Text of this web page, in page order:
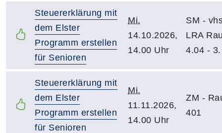
Steuererklärung mit
dem Elster
Programm erstellen
für Senioren
Mi.
14.10.2026,
14.00 Uhr
SM -
LRA
4.04 -
Steuererklärung mit
dem Elster
Programm erstellen
für Senioren
Mi.
11.11.2026,
14.00 Uhr
ZM -
401